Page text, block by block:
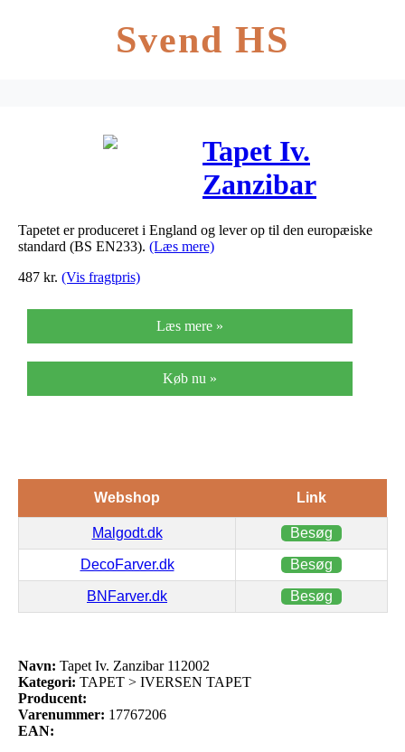
Svend HS
Tapet Iv.
Zanzibar
112002
Tapetet er produceret i England og lever op til den europæiske
standard (BS EN233). (Læs mere)
487 kr. (Vis fragtpris)
Læs mere »
Køb nu »
Webshop Link
Malgodt.dk Besøg
DecoFarver.dk Besøg
BNFarver.dk Besøg
Navn: Tapet Iv. Zanzibar 112002
Kategori: TAPET > IVERSEN TAPET
Producent:
Varenummer: 17767206
EAN: